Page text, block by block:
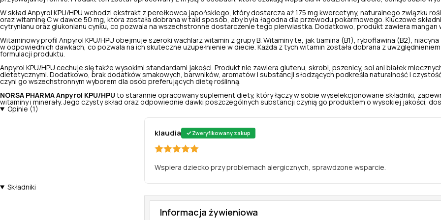
W skład Anpyrol KPU/HPU wchodzi ekstrakt z perełkowca japońskiego, który dostarcza aż 175 mg kwercetyny, naturalnego związku
oraz witaminę C w dawce 50 mg, która została dobrana w taki sposób, aby była łagodna dla przewodu pokarmowego. Kluczowe
cytrynianu oraz glukonianu cynku, co pozwala na wszechstronne dostarczenie tego pierwiastka. Dodatkowo, produkt zawiera mangan
Witaminowy profil Anpyrol KPU/HPU obejmuje szeroki wachlarz witamin z grupy B. Witaminy te, jak tiamina (B1), ryboflawina (B2),
w odpowiednich dawkach, co pozwala na ich skuteczne uzupełnienie w diecie. Każda z tych witamin została dobrana z
formulacji produktu.
Anpyrol KPU/HPU cechuje się także wysokimi standardami jakości. Produkt nie zawiera glutenu, skrobi, pszenicy, soi ani białek
dietetycznymi. Dodatkowo, brak dodatków smakowych, barwników, aromatów i substancji słodzących podkreśla naturalność i
czyni go wszechstronnym wyborem dla osób preferujących dietę roślinną.
NORSA PHARMA Anpyrol KPU/HPU to starannie opracowany suplement diety, który łączy w sobie wyselekcjonowane składniki,
witaminy i minerały. Jego czysty skład oraz odpowiednie dawki poszczególnych substancji czynią go produktem o wysokiej jakości,
Opinie (1)
klaudia Zweryfikowany zakup
Wspiera dziecko przy problemach alergicznych, sprawdzone wsparcie.
Składniki
Informacja żywieniowa